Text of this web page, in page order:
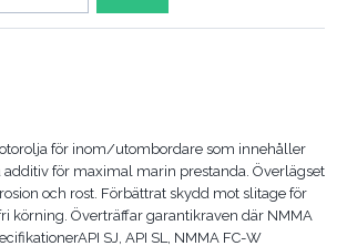
för inom/utombordare som innehåller
för maximal marin prestanda. Överlägset
och rost. Förbättrat skydd mot slitage för
körning. Överträffar garantikraven där NMMA
SJ, API SL, NMMA FC-W